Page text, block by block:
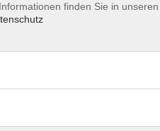
im Bereich
finden Sie in unseren